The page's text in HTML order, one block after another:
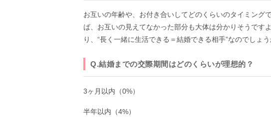
お互いの年齢や、お付き合いしてどのくらいのタイミング
ば、お互いの見えてなかった部分も大体は分かりそうです
り、“長く一緒に生活できる＝結婚できる相手”なのでしょう
Q.結婚までの交際期間はどのくらいが理想的？
3ヶ月以内（0%）
半年以内（4%）